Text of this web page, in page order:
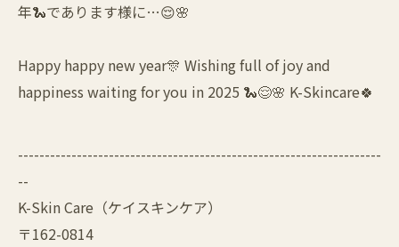
年🐍であります様に…😌🌸
Happy happy new year🎊 Wishing full of joy and
happiness waiting for you in 2025 🐍😌🌸 K-Skincare🍀
--------------------------------------------------------------------
--
K-Skin Care（ケイスキンケア）
〒162-0814